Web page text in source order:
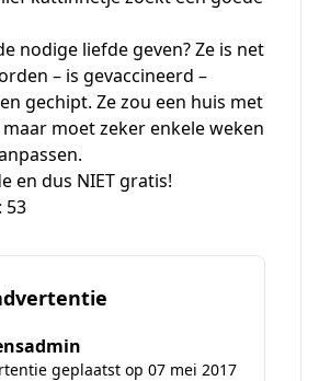
nodige liefde geven? Ze is net
– is gevaccineerd –
gechipt. Ze zou een huis met
moet zeker enkele weken
en dus NIET gratis!
53
geplaatst op 07 mei 2017